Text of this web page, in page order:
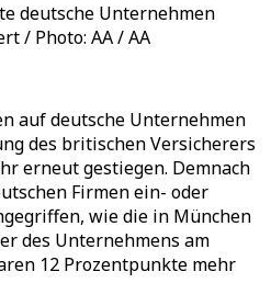
deutsche Unternehmen
/ Photo: AA / AA
auf deutsche Unternehmen
des britischen Versicherers
erneut gestiegen. Demnach
Firmen ein- oder
wie die in München
des Unternehmens am
12 Prozentpunkte mehr